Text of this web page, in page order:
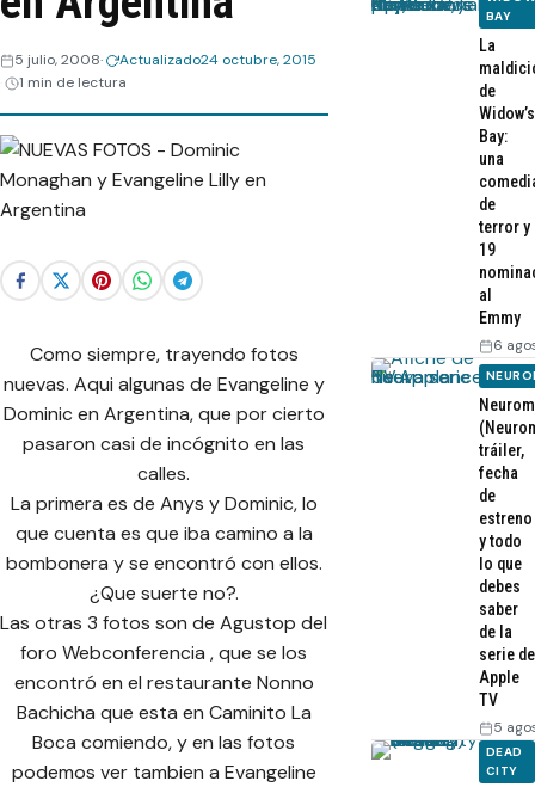
Webisodios
5 julio, 2008 Actualizado24 octubre, 2015
1 min de lectura
Como siempre, trayendo fotos
nuevas. Aqui algunas de Evangeline y
Dominic en Argentina, que por cierto
pasaron casi de incógnito en las
calles.
La primera es de Anys y Dominic, lo
que cuenta es que iba camino a la
bombonera y se encontró con ellos.
¿Que suerte no?.
Las otras 3 fotos son de Agustop del
foro Webconferencia , que se los
encontró en el restaurante Nonno
Bachicha que esta en Caminito La
Boca comiendo, y en las fotos
podemos ver tambien a Evangeline
BAY
La
de
Widow’s
Bay:
una
de
terror y
19
al
Emmy
6
tráiler,
fecha
de
estreno
y todo
lo que
debes
saber
de la
serie de
Apple
TV
5
DEAD
CITY